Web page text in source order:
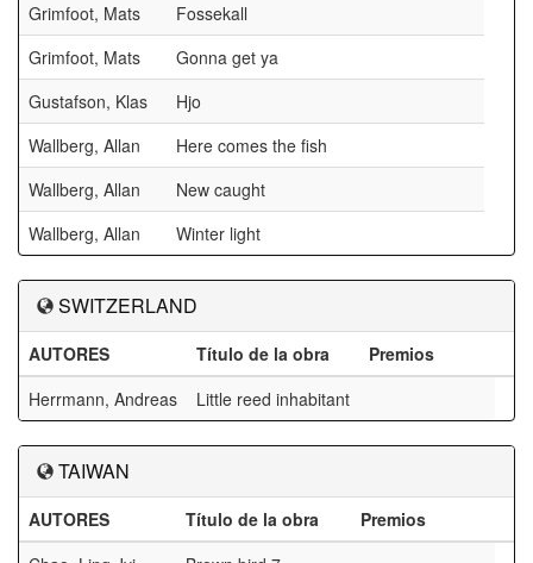
Grimfoot, Mats
Fossekall
Grimfoot, Mats
Gonna get ya
Gustafson, Klas
Hjo
Wallberg, Allan
Here comes the fish
Wallberg, Allan
New caught
Wallberg, Allan
Winter light
SWITZERLAND
AUTORES Título de la obra
Premios
Herrmann, Andreas
Little reed inhabitant
TAIWAN
AUTORES Título de la obra
Premios